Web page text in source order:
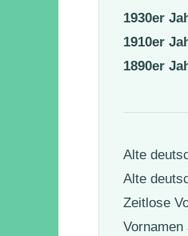
1930er
1910er
1890er
Alte
Alte
Zeitlose